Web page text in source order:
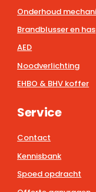
Onderhoud
Brandblusser en
AED
Noodverlichting
EHBO & BHV koffer
Service
Contact
Kennisbank
Spoed opdracht